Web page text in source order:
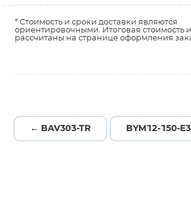
* Стоимость и сроки доставки являются
ориентировочными. Итоговая стоимость
рассчитаны на странице оформления
← BAV303-TR BYM12-150-